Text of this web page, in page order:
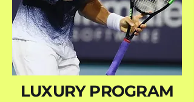
LUXURY PROGRAM